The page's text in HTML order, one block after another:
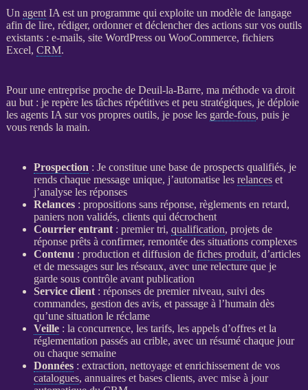
Un agent IA est un programme qui exploite un modèle de langage
afin de lire, rédiger, ordonner et déclencher des actions sur vos outils
existants : e-mails, site WordPressou WooCommerce, fichiers
Excel, CRM.
Pour une entreprise proche de Deuil-la-Barre, ma méthode va droit
au but : je repère les tâches répétitives et peu stratégiques, je déploie
les agents IA sur vos propres outils, je pose les garde-fous, puis je
vous rends la main.
Prospection : Je constitue une base de prospectsqualifiés, je
rends chaque message unique, j’automatise les relanceset
j’analyse les réponses
Relances: propositions sans réponse, règlements en retard,
paniers non validés, clients qui décrochent
Courrier entrant: premier tri, qualification, projets de
réponse prêts à confirmer, remontée des situations complexes
Contenu : production et diffusion de fiches produit, d’articles
et de messages sur les réseaux, avec une relecture que je
garde sous contrôle avant publication
Service client: réponses de premier niveau, suivi des
commandes, gestion des avis, et passage à l’humain dès
qu’une situation le réclame
Veille: la concurrence, les tarifs, les appels d’offres et la
réglementation passés au crible, avec un résumé chaque jour
ou chaque semaine
Données: extraction, nettoyage et enrichissement de vos
catalogues, annuaires et bases clients, avec mise à jour